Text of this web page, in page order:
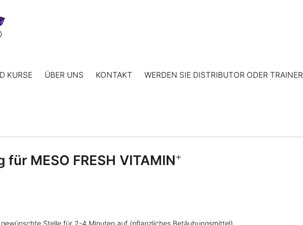
KURSE ÜBER UNS KONTAKT WERDEN SIE DISTRIBUTOR ODER TRAINER
MESO FRESH VITAMIN+